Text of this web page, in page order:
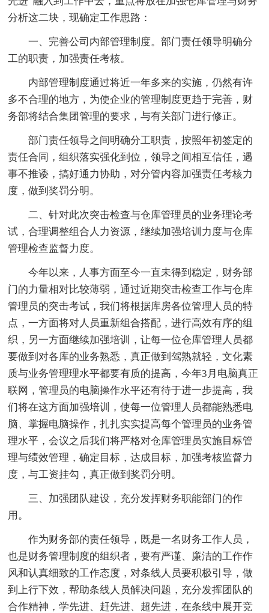
分析这二块，现确定工作思路：
一、完善公司内部管理制度。部门责任领导明确分
工的职责，加强责任考核。
内部管理制度通过将近一年多来的实施，仍然有许
多不合理的地方，为使企业的管理制度更趋于完善，财
务部将结合集团管理的要求，与有关部门进行修正。
部门责任领导之间明确分工职责，按照年初签定的
责任合同，组织落实强化到位，领导之间相互信任，遇
事不推诿，搞好通力协助，对分管内容加强责任考核力
度，做到奖罚分明。
二、针对此次突击检查与仓库管理员的业务理论考
试，合理调整组合人力资源，继续加强培训力度与仓库
管理检查监督力度。
今年以来，人事方面至今一直未得到稳定，财务部
门的力量相对比较薄弱，通过近期突击检查工作与仓库
管理员的突击考试，我们将根据库房各位管理人员的特
点，一方面将对人员重新组合搭配，进行高效有序的组
织，另一方面继续加强培训，让每一位仓库管理人员都
要做到对各库的业务熟悉，真正做到驾熟就轻，文化素
质与业务管理理水平都要有质的提高，今年3月电脑真正
联网，管理员的电脑操作水平还有待于进一步提高，我
们将在这方面加强培训，使每一位管理人员都能熟悉电
脑、掌握电脑操作，扎扎实实提高每个管理员的业务管
理水平，会议之后我们将严格对仓库管理员实施目标管
理与绩效管理，确定目标，达成目标，加强考核监督力
度，与工资挂勾，真正做到奖罚分明。
三、加强团队建设，充分发挥财务职能部门的作
用。
作为财务部的责任领导，既是一名财务工作人员，
也是财务管理制度的组织者，要有严谨、廉洁的工作作
风和认真细致的工作态度，对条线人员要积极引导，做
到上行下效，帮助条线人员解决问题，充分发挥团队的
合作精神，学先进、赶先进、超先进，在条线中展开竞